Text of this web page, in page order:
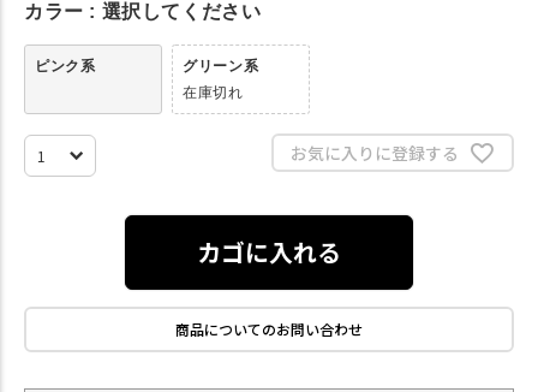
カラー 選択してください
ピンク系
グリーン系
在庫切れ
お気に入りに登録する
カゴに入れる
商品についてのお問い合わせ